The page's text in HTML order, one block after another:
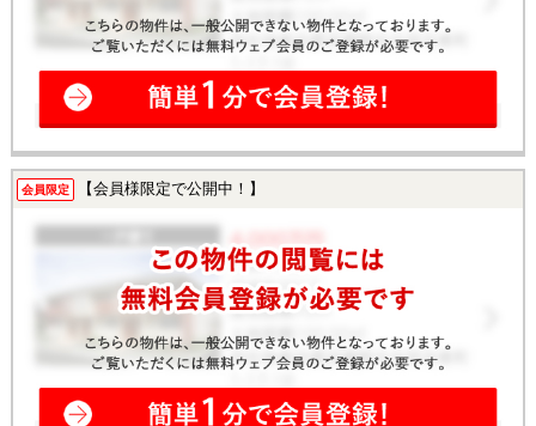
会員限定 【会員様限定で公開中！】